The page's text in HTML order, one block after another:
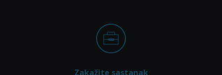
Zakažite sastanak